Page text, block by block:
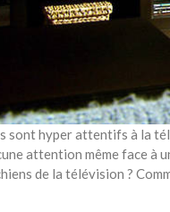
sont hyper attentifs à la
attention même face à
de la télévision ?